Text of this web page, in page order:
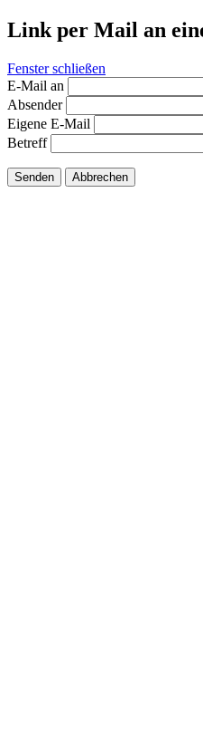
Link per Mail an
Fenster schließen
E-Mail an
Absender
Eigene E-Mail
Betreff
Senden Abbrechen